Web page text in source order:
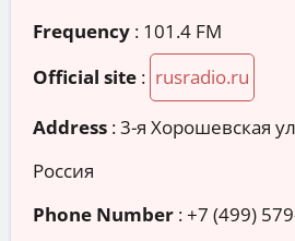
Frequency : 101.4 FM
Official site : rusradio.ru
Address :3-я Хорошевская
Россия
Phone Number :+7 (499)